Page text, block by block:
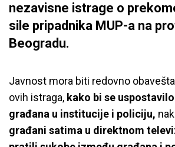
nezavisne istrage o
sile pripadnika MUP-a na
Beogradu.
Javnost mora biti redovno
ovih istraga, kako bi se
građana u institucije i policiju,
građani satima u direktnom